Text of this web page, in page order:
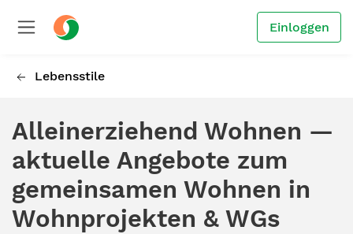
Einloggen
Lebensstile
Alleinerziehend Wohnen —
aktuelle Angebote zum
gemeinsamen Wohnen in
Wohnprojekten & WGs